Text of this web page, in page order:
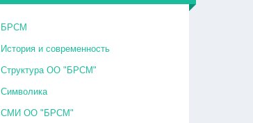
БРСМ
История и современность
Структура ОО "БРСМ"
Символика
СМИ ОО "БРСМ"